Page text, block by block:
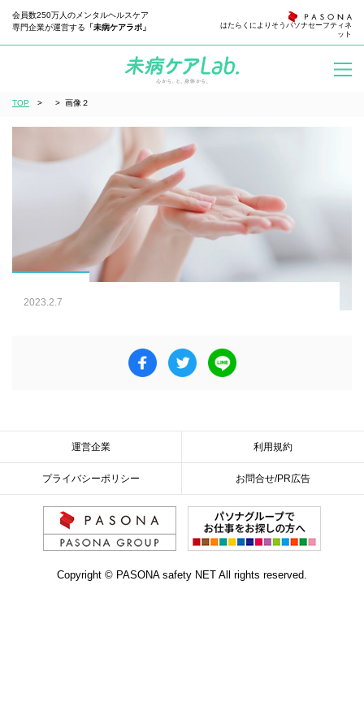
会員数250万人のメンタルヘルスケア
専門企業が運営する 「未病ケアラボ」 はたらくによりそう パソナセーフティネ
ット
TOP > > 画像２
2023.2.7
運営企業 利用規約
プライバシーポリシー お問合せ/PR広告
Copyright © PASONA safety NET All rights reserved.